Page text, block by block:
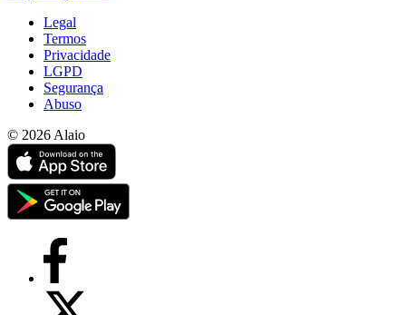
Legal
Termos
Privacidade
LGPD
Segurança
Abuso
© 2026 Alaio